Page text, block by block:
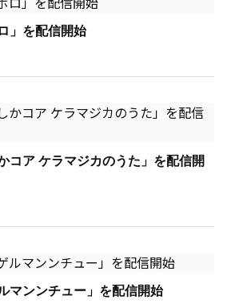
」を配信開始
コア ケラマジカのうた」を配信開
マンンチュー」を配信開始